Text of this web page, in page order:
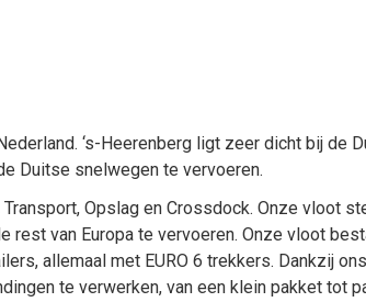
‘s-Heerenberg ligt zeer dicht bij de
Duitse snelwegen te vervoeren.
Opslag en Crossdock. Onze vloot
rest van Europa te vervoeren. Onze vloot
allemaal met EURO 6 trekkers. Dankzij ons
te verwerken, van een klein pakket tot